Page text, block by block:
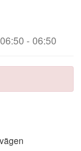
- 06:50